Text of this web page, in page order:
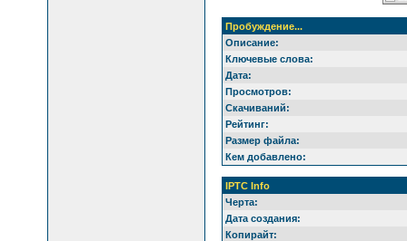
Пробуждение...
Описание:
Ключевые слова:
Дата:
Просмотров:
Скачиваний:
Рейтинг:
Размер файла:
Кем добавлено:
IPTC Info
Черта:
Дата создания:
Копирайт: